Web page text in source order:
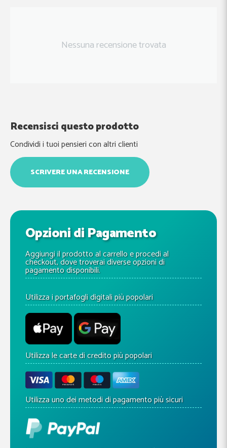
Nessuna recensione trovata
Recensisci questo prodotto
Condividi i tuoi pensieri con altri clienti
SCRIVERE UNA RECENSIONE
Opzioni di Pagamento
Aggiungi il prodotto al carrello e procedi al
checkout, dove troverai diverse opzioni di
pagamento disponibili.
Utilizza i portafogli digitali più popolari
Utilizza le carte di credito più popolari
Utilizza uno dei metodi di pagamento più sicuri